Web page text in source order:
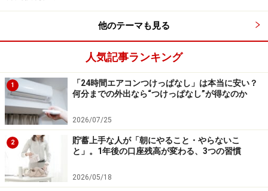
Google Arts & Cultureでは世界中の2000以
上の美術館が無料公開
モネやピカソなどの作品がある倉敷の大原美術館も参加（筆
者撮影）
Googleが運営するGoogle Arts & Cultureには世界中の
2000以上の美術館が登録されており、絵画や写真、芸術
他のテーマも見る
人気記事ランキング
1
「24時間エアコンつけっぱなし」は本当に安い？
何分までの外出なら“つけっぱなし”が得なのか
2026/07/25
2
貯蓄上手な人が「朝にやること・やらないこ
と」。1年後の口座残高が変わる、3つの習慣
2026/05/18